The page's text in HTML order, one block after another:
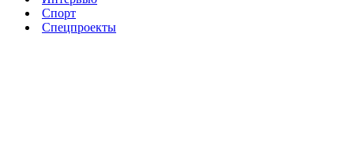
Спорт
Спецпроекты